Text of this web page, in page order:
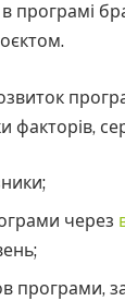
програмі
факторів,
через
програми,